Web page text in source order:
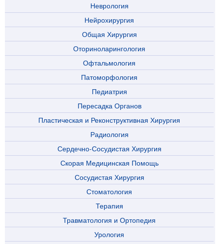
Неврология
Нейрохирургия
Общая Хирургия
Оториноларингология
Офтальмология
Патоморфология
Педиатрия
Пересадка Органов
Пластическая и Реконструктивная Хирургия
Радиология
Сердечно-Сосудистая Хирургия
Скорая Медицинская Помощь
Сосудистая Хирургия
Стоматология
Терапия
Травматология и Ортопедия
Урология